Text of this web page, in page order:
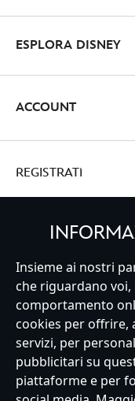
ESPLORA DISNEY
ACCOUNT
REGISTRATI
Italy
Servizio Clienti Termini
Normativa Europea sul
Informativa sulla privacy
Informativa sulla privacy
Insieme ai nostri
che riguardano
comportamento
cookies per offrire,
servizi, per
pubblicitari su
piattaforme e per